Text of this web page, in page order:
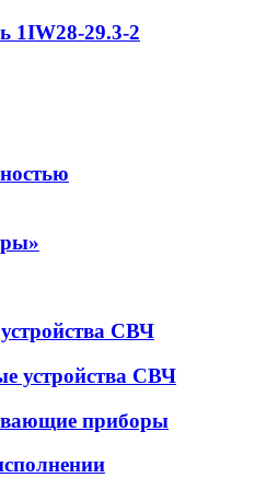
1IW28-29.3-2
СВЧ
устройства СВЧ
приборы